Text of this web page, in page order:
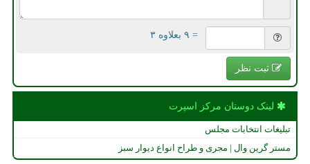
= ۹ بعلاوه ۳
ثبت نظر
لینک دوستان مركز اسپرت
تبلیغات انتخابات مجلس
مستر گرین وال | مجری و طراح انواع دیوار سبز